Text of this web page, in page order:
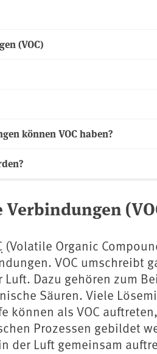
(VOC)
können VOC haben?
(Volatile Organic
VOC umschreibt
Dazu gehören zum
Säuren. Viele
können als VOC
Prozessen gebildet
der Luft gemeinsam